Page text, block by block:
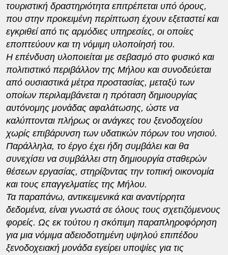
τουριστική δραστηριότητα επιτρέπεται υπό όρους,
που στην προκειμένη περίπτωση έχουν εξεταστεί και
εγκριθεί από τις αρμόδιες υπηρεσίες, οι οποίες
εποπτεύουν και τη νόμιμη υλοποίησή του.
Η επένδυση υλοποιείται με σεβασμό στο φυσικό και
πολιτιστικό περιβάλλον της Μήλου και συνοδεύεται
από ουσιαστικά μέτρα προστασίας, μεταξύ των
οποίων περιλαμβάνεται η πρόταση δημιουργίας
αυτόνομης μονάδας αφαλάτωσης, ώστε να
καλύπτονται πλήρως οι ανάγκες του ξενοδοχείου
χωρίς επιβάρυνση των υδατικών πόρων του νησιού.
Παράλληλα, το έργο έχει ήδη συμβάλει και θα
συνεχίσει να συμβάλλει στη δημιουργία σταθερών
θέσεων εργασίας, στηρίζοντας την τοπική οικονομία
και τους επαγγελματίες της Μήλου.
Τα παραπάνω, αντικειμενικά και αναντίρρητα
δεδομένα, είναι γνωστά σε όλους τους σχετιζόμενους
φορείς. Ως εκ τούτου η σκόπιμη παραπληροφόρηση
για μια νόμιμα αδειοδοτημένη υψηλού επιπέδου
ξενοδοχειακή μονάδα εγείρει υποψίες για τις